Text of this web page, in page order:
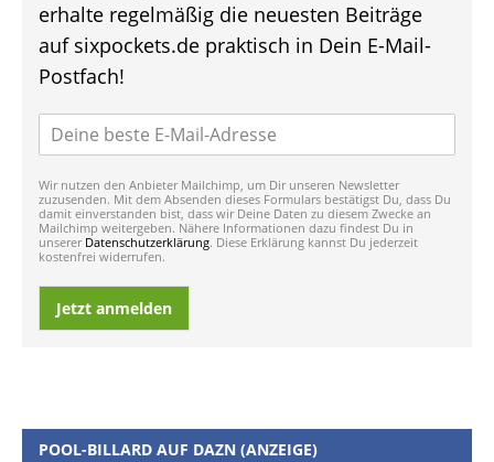
erhalte regelmäßig die neuesten Beiträge
auf sixpockets.de praktisch in Dein E-Mail-
Postfach!
Wir nutzen den Anbieter Mailchimp, um Dir unseren Newsletter
zuzusenden. Mit dem Absenden dieses Formulars bestätigst Du, dass Du
damit einverstanden bist, dass wir Deine Daten zu diesem Zwecke an
Mailchimp weitergeben. Nähere Informationen dazu findest Du in
unserer Datenschutzerklärung. Diese Erklärung kannst Du jederzeit
kostenfrei widerrufen.
Jetzt anmelden
POOL-BILLARD AUF DAZN (ANZEIGE)